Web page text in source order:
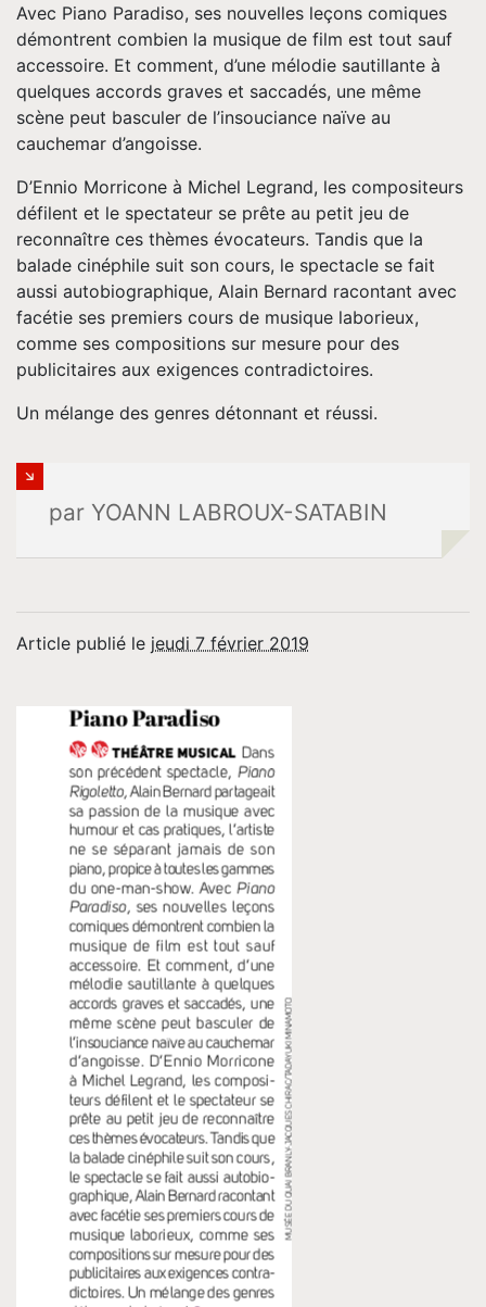
Pro
Musique
Contact
Avec Piano Paradiso, ses nouvelles leçons comiques
démontrent combien la musique de film est tout sauf
accessoire. Et comment, d’une mélodie sautillante à
quelques accords graves et saccadés, une même
scène peut basculer de l’insouciance naïve au
cauchemar d’angoisse.
D’Ennio Morricone à Michel Legrand, les compositeurs
défilent et le spectateur se prête au petit jeu de
reconnaître ces thèmes évocateurs. Tandis que la
balade cinéphile suit son cours, le spectacle se fait
aussi autobiographique, Alain Bernard racontant avec
facétie ses premiers cours de musique laborieux,
comme ses compositions sur mesure pour des
publicitaires aux exigences contradictoires.
Un mélange des genres détonnant et réussi.
par YOANN LABROUX-SATABIN
Article publié le jeudi 7 février 2019